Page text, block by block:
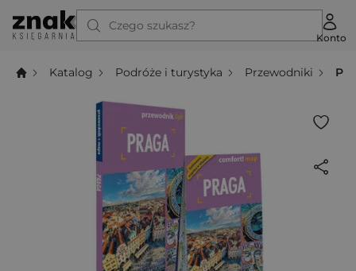
Czego szukasz?
Konto
Katalog Podróże i turystyka Przewodniki